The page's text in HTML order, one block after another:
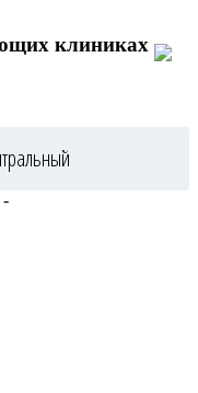
клиниках
-